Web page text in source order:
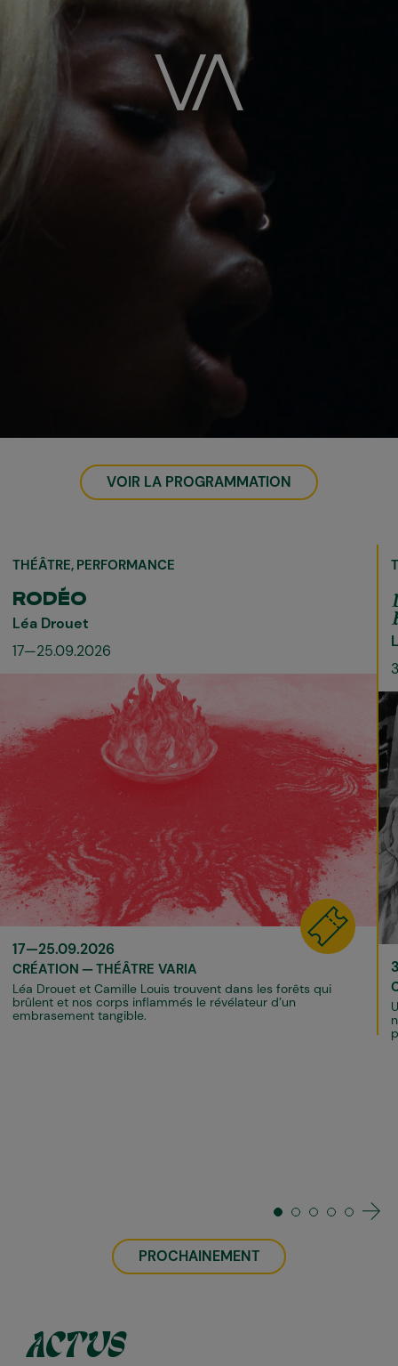
Image
VOIR LA PROGRAMMATION
THÉÂTRE PERFORMANCE
RODÉO
Léa Drouet
17—25.09.2026
17—25.09.2026
CRÉATION THÉÂTRE VARIA
Léa Drouet et Camille Louis trouvent dans les forêts qui
brûlent et nos corps inflammés le révélateur d’un
embrasement tangible.
PROCHAINEMENT
ACTUS